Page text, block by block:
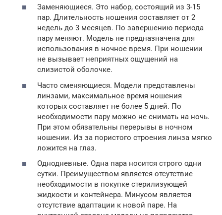
Заменяющиеся. Это набор, состоящий из 3-15
пар. Длительность ношения составляет от 2
недель до 3 месяцев. По завершению периода
пару меняют. Модель не предназначена для
использования в ночное время. При ношении
не вызывает неприятных ощущений на
слизистой оболочке.
Часто сменяющиеся. Модели представлены
линзами, максимальное время ношения
которых составляет не более 5 дней. По
необходимости пару можно не снимать на ночь.
При этом обязательны перерывы в ночном
ношении. Из за пористого строения линза мягко
ложится на глаз.
Однодневные. Одна пара носится строго одни
сутки. Преимуществом является отсутствие
необходимости в покупке стерилизующей
жидкости и контейнера. Минусом является
отсутствие адаптации к новой паре. На